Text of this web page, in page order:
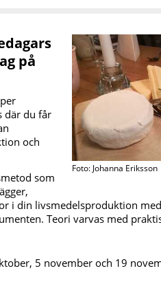
Foto: Johanna Eriksson
på
där du får
och
som
i din livsmedelsproduktion
Teori varvas med
5 november och 19